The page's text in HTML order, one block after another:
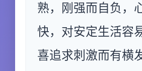
熟，刚强而自负，
快，对安定生活容
喜追求刺激而有横